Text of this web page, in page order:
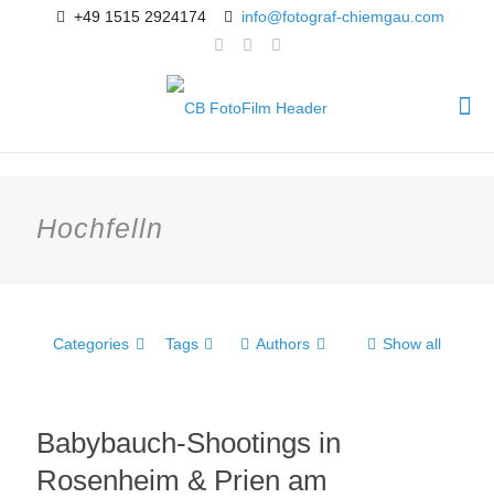
+49 1515 2924174 info@fotograf-chiemgau.com
Hochfelln
Categories Tags Authors Show all
Babybauch-Shootings in
Rosenheim & Prien am